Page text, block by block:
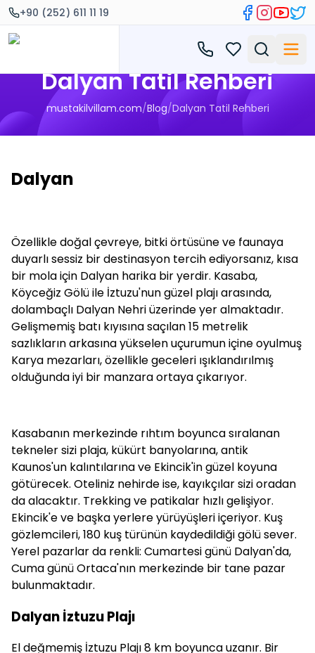
+90 (252) 611 11 19
Dalyan Tatil Rehberi
mustakilvillam.com/Blog/Dalyan Tatil Rehberi
Dalyan
Özellikle doğal çevreye, bitki örtüsüne ve faunaya
duyarlı sessiz bir destinasyon tercih ediyorsanız, kısa
bir mola için Dalyan harika bir yerdir. Kasaba,
Köyceğiz Gölü ile İztuzu'nun güzel plajı arasında,
dolambaçlı Dalyan Nehri üzerinde yer almaktadır.
Gelişmemiş batı kıyısına saçılan 15 metrelik
sazlıkların arkasına yükselen uçurumun içine oyulmuş
Karya mezarları, özellikle geceleri ışıklandırılmış
olduğunda iyi bir manzara ortaya çıkarıyor.
Kasabanın merkezinde rıhtım boyunca sıralanan
tekneler sizi plaja, kükürt banyolarına, antik
Kaunos'un kalıntılarına ve Ekincik'in güzel koyuna
götürecek. Oteliniz nehirde ise, kayıkçılar sizi oradan
da alacaktır. Trekking ve patikalar hızlı gelişiyor.
Ekincik'e ve başka yerlere yürüyüşleri içeriyor. Kuş
gözlemcileri, 180 kuş türünün kaydedildiği gölü sever.
Yerel pazarlar da renkli: Cumartesi günü Dalyan'da,
Cuma günü Ortaca'nın merkezinde bir tane pazar
bulunmaktadır.
Dalyan İztuzu Plajı
El değmemiş İztuzu Plajı 8 km boyunca uzanır. Bir